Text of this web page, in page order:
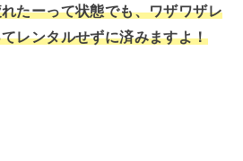
たーって状態でも、ワザワザレ
レンタルせずに済みますよ！